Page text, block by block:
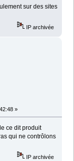
sur des sites
IP archivée
»
ce dit produit
qui ne contrôlons
IP archivée